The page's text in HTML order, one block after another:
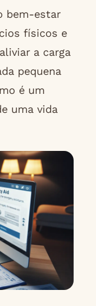
bem-estar
físicos e
a carga
pequena
é um
uma vida